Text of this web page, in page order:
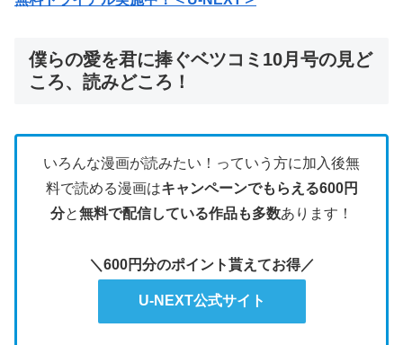
僕らの愛を君に捧ぐベツコミ10月号の見ど
ころ、読みどころ！
いろんな漫画が読みたい！っていう方に加入後無
料で読める漫画はキャンペーンでもらえる600円
分と無料で配信している作品も多数あります！
＼600円分のポイント貰えてお得／
U-NEXT公式サイト